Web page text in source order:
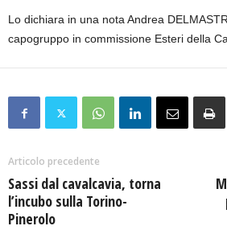
Lo dichiara in una nota Andrea
capogruppo in commissione Esteri della
Articolo precedente
Sassi dal cavalcavia, torna
l’incubo sulla Torino-
Pinerolo